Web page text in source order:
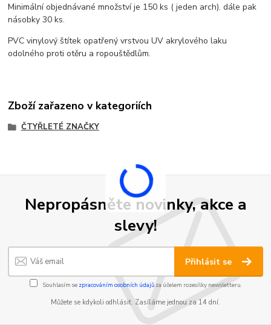
Minimální objednávané množství je 150 ks ( jeden arch). dále pak
násobky 30 ks.
PVC vinylový štítek opatřený vrstvou UV akrylového laku
odolného proti otěru a ropouštědlům.
Zboží zařazeno v kategoriích
ČTYŘLETÉ ZNAČKY
Nepropásněte novinky, akce a
slevy!
Přihlásit se
Souhlasím se zpracováním osobních údajůza účelem rozesílky newsletteru.
Můžete se kdykoli odhlásit. Zasíláme jednou za 14 dní.